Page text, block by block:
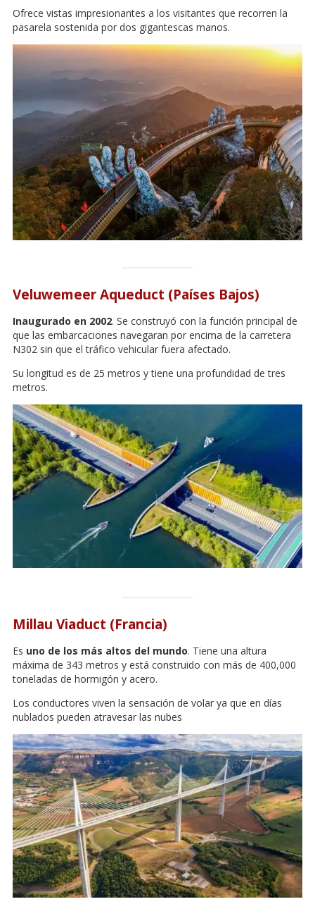
Ofrece vistas impresionantes a los visitantes que recorren la
pasarela sostenida por dos gigantescas manos.
Veluwemeer Aqueduct (Países Bajos)
Inaugurado en 2002. Se construyó con la función principal de
que las embarcaciones navegaran por encima de la carretera
N302 sin que el tráfico vehicular fuera afectado.
Su longitud es de 25 metros y tiene una profundidad de tres
metros.
Millau Viaduct (Francia)
Es uno de los más altos del mundo. Tiene una altura
máxima de 343 metros y está construido con más de 400,000
toneladas de hormigón y acero.
Los conductores viven la sensación de volar ya que en días
nublados pueden atravesar las nubes